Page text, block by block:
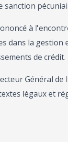
sanction
à
dans la gestion
de crédit.
Général
légaux et